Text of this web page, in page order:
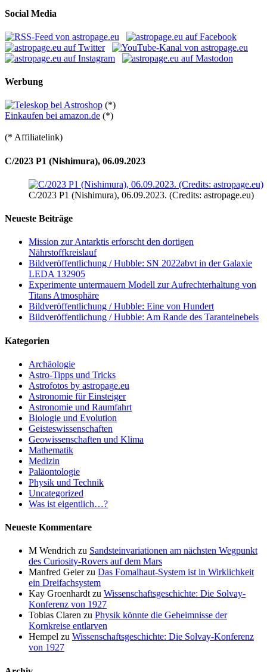
Social Media
Werbung
(*)
Einkaufen bei amazon.de (*)
(* Affiliatelink)
C/2023 P1 (Nishimura), 06.09.2023
C/2023 P1 (Nishimura), 06.09.2023. (Credits: astropage.eu)
Neueste Beiträge
Mission zur Antarktis erforscht den dortigen
Nährstoffkreislauf
Bildveröffentlichung / Hubble: SN 2022abvt in der Galaxie
LEDA 132905
Experimente untermauern Modell zur Aufrechterhaltung von
Titans Atmosphäre
Bildveröffentlichung / Hubble: Eine von Hundert
Bildveröffentlichung / Hubble: Am Rande des Tarantelnebels
Kategorien
Archäologie
Astro-Tipps und Tricks
Astrofotos by astropage.eu
Astronomie für Einsteiger
Astronomie und Raumfahrt
Biologie und Evolution
Geisteswissenschaften
Geowissenschaften und Klima
Mathematik
Medizin
Paläontologie
Physik und Technik
Uncategorized
Was ist eigentlich…?
Neueste Kommentare
M Wendrich zu Sandsteinvariationen am nächsten Wegpunkt
des Curiosity-Rovers auf dem Mars
Manfred Geierzu Das Fomalhaut-System ist in Wirklichkeit
ein Dreifachsystem
Kay Groenhardtzu Wissenschaftsgeschichte: Die Solvay-
Konferenz von 1927
Tobias Claren zu Physik könnte die Geheimnisse der
Kornkreise entlarven
Hempel zu Wissenschaftsgeschichte: Die Solvay-Konferenz
von 1927